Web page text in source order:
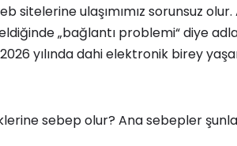
sitelerine ulaşımımız sorunsuz olur.
„bağlantı problemi“ diye
yılında dahi elektronik birey
sebep olur? Ana sebepler